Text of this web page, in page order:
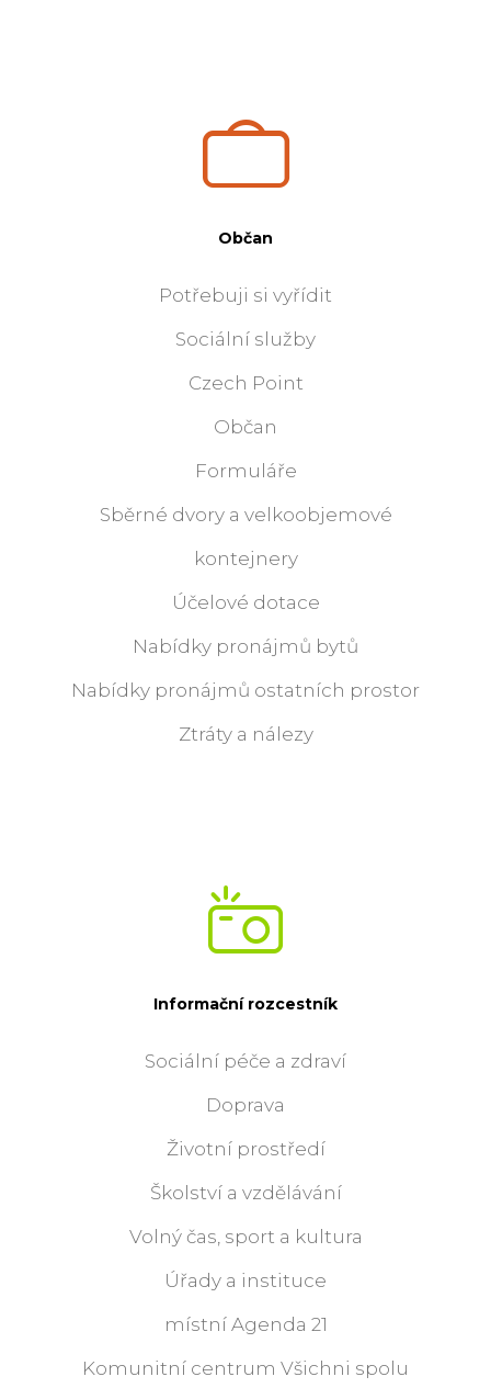
Občan
Potřebuji si vyřídit
Sociální služby
Czech Point
Občan
Formuláře
Sběrné dvory a velkoobjemové
kontejnery
Účelové dotace
Nabídky pronájmů bytů
Nabídky pronájmů ostatních prostor
Ztráty a nálezy
Informační rozcestník
Sociální péče a zdraví
Doprava
Životní prostředí
Školství a vzdělávání
Volný čas, sport a kultura
Úřady a instituce
místní Agenda 21
Komunitní centrum Všichni spolu